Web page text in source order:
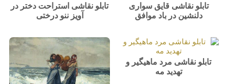
تابلو نقاشی قایق سواری
دلنشین در باد موافق
تابلو نقاشی استراحت دختر در
آویز ننو درختی
تابلو نقاشی مرد ماهیگیر و
تهدید مه